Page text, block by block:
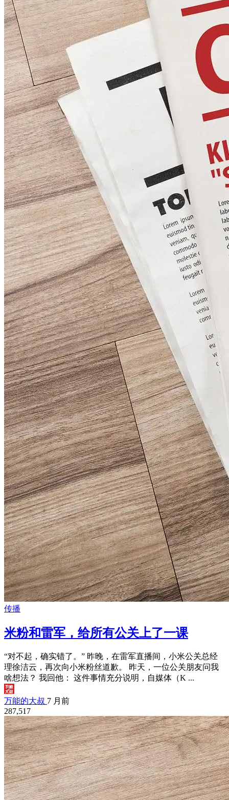
传播
米粉和雷军，给所有公关上了一课
“对不起，确实错了。” 昨晚，在雷军直播间，小米公关总经
理徐洁云，再次向小米粉丝道歉。 昨天，一位公关朋友问我
啥想法？ 我回他： 这件事情充分说明，自媒体（K ...
万能的大叔 7 月前
287,517